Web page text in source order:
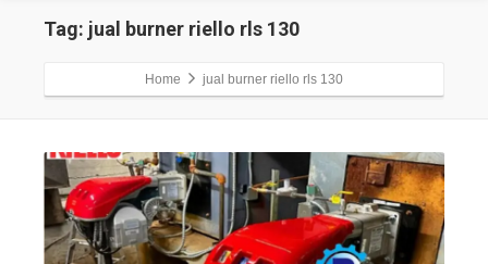
Tag: jual burner riello rls 130
Home jual burner riello rls 130